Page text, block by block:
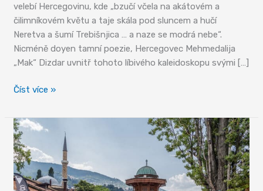
velebí Hercegovinu, kde „bzučí včela na akátovém a
čilimníkovém květu a taje skála pod sluncem a hučí
Neretva a šumí Trebišnjica … a naze se modrá nebe“.
Nicméně doyen tamní poezie, Hercegovec Mehmedalija
„Mak“ Dizdar uvnitř tohoto líbivého kaleidoskopu svými […]
Od
k
Jadranu
Číst více »